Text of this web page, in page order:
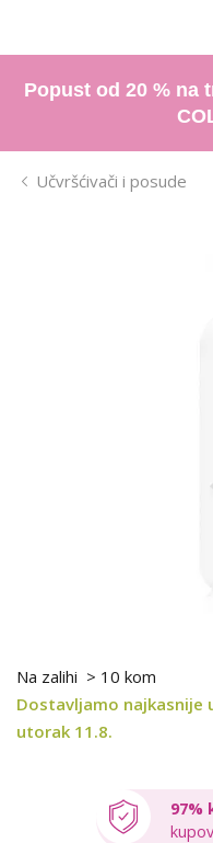
Popust od 20 % na
Učvršćivači i posude
Na zalihi > 10 kom
Dostavljamo najkasnije
utorak 11.8.
97%